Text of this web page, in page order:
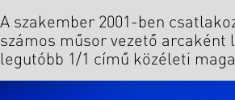
A szakember 2001-ben
számos műsor vezető
legutóbb 1/1 című közéleti